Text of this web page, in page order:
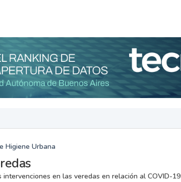
Higiene Urbana
en las veredas en relación al COVID-19